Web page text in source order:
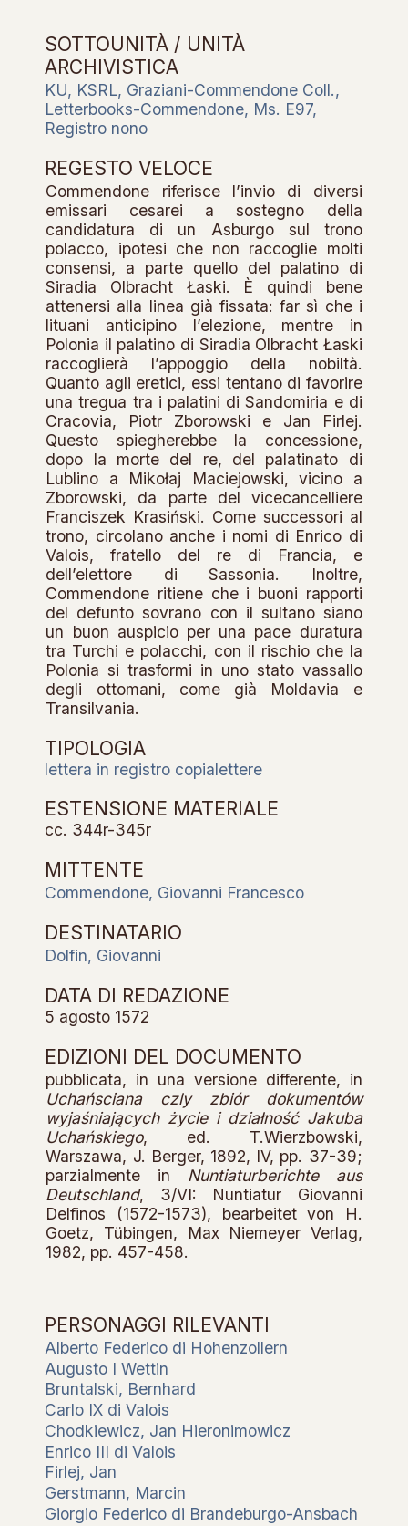
SOTTOUNITÀ / UNITÀ
ARCHIVISTICA
KU, KSRL, Graziani-Commendone Coll.,
Letterbooks-Commendone, Ms. E97,
Registro nono
REGESTO VELOCE
Commendone riferisce l’invio di diversi
emissari cesarei a sostegno della
candidatura di un Asburgo sul trono
polacco, ipotesi che non raccoglie molti
consensi, a parte quello del palatino di
Siradia Olbracht Łaski. È quindi bene
attenersi alla linea già fissata: far sì che i
lituani anticipino l’elezione, mentre in
Polonia il palatino di Siradia Olbracht Łaski
raccoglierà l’appoggio della nobiltà.
Quanto agli eretici, essi tentano di favorire
una tregua tra i palatini di Sandomiria e di
Cracovia, Piotr Zborowski e Jan Firlej.
Questo spiegherebbe la concessione,
dopo la morte del re, del palatinato di
Lublino a Mikołaj Maciejowski, vicino a
Zborowski, da parte del vicecancelliere
Franciszek Krasiński. Come successori al
trono, circolano anche i nomi di Enrico di
Valois, fratello del re di Francia, e
dell’elettore di Sassonia. Inoltre,
Commendone ritiene che i buoni rapporti
del defunto sovrano con il sultano siano
un buon auspicio per una pace duratura
tra Turchi e polacchi, con il rischio che la
Polonia si trasformi in uno stato vassallo
degli ottomani, come già Moldavia e
Transilvania.
TIPOLOGIA
lettera in registro copialettere
ESTENSIONE MATERIALE
cc. 344r-345r
MITTENTE
Commendone, Giovanni Francesco
DESTINATARIO
Dolfin, Giovanni
DATA DI REDAZIONE
5 agosto 1572
EDIZIONI DEL DOCUMENTO
pubblicata, in una versione differente, in
Uchańsciana czly zbiór dokumentów
wyjaśniających życie i działność Jakuba
Uchańskiego, ed. T.Wierzbowski,
Warszawa, J. Berger, 1892, IV, pp. 37-39;
parzialmente in
Nuntiaturberichte aus
Deutschland, 3/VI: Nuntiatur Giovanni
Delfinos (1572-1573), bearbeitet von H.
Goetz, Tübingen, Max Niemeyer Verlag,
1982, pp. 457-458.
PERSONAGGI RILEVANTI
Alberto Federico di Hohenzollern
Augusto I Wettin
Bruntalski, Bernhard
Carlo IX di Valois
Chodkiewicz, Jan Hieronimowicz
Enrico III di Valois
Firlej, Jan
Gerstmann, Marcin
Giorgio Federico di Brandeburgo-Ansbach